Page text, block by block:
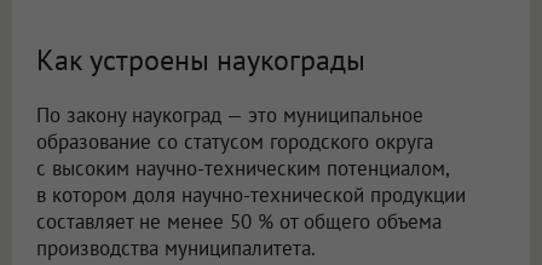
Как устроены наукограды
По закону наукоград — это муниципальное
образование со статусом городского округа
с высоким научно-техническим потенциалом,
в котором доля научно-технической продукции
составляет не менее 50 % от общего объема
производства муниципалитета.